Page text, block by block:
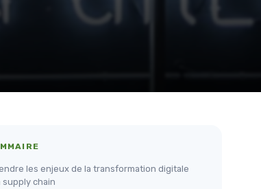
les enjeux de la transformation digitale
supply chain